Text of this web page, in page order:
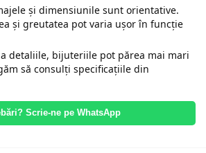
și dimensiunile sunt orientative.
și greutatea pot varia ușor în funcție
detaliile, bijuteriile pot părea mai mari
să consulți specificațiile din
Scrie-ne pe WhatsApp